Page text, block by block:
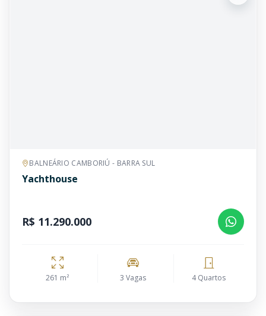
BALNEÁRIO CAMBORIÚ - BARRA SUL
Yachthouse
R$ 11.290.000
261 m² 3 Vagas 4 Quartos